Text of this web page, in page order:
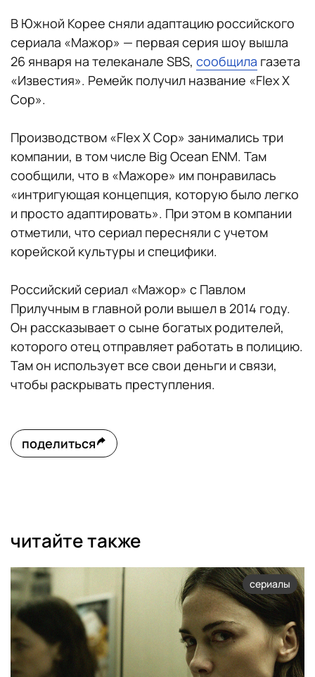
В Южной Корее сняли адаптацию российского
сериала «Мажор» — первая серия шоу вышла
26 января на телеканале SBS, сообщила газета
«Известия». Ремейк получил название «Flex X
Cop».
Производством «Flex X Cop» занимались три
компании, в том числе Big Ocean ENM. Там
сообщили, что в «Мажоре» им понравилась
«интригующая концепция, которую было легко
и просто адаптировать». При этом в компании
отметили, что сериал пересняли с учетом
корейской культуры и специфики.
Российский сериал «Мажор» с Павлом
Прилучным в главной роли вышел в 2014 году.
Он рассказывает о сыне богатых родителей,
которого отец отправляет работать в полицию.
Там он использует все свои деньги и связи,
чтобы раскрывать преступления.
поделиться
читайте также
сериалы